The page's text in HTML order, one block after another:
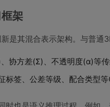
架
是其混合表示架构。与普通
协方差(Σ)、不透明度(α)等
标签、公差等级、配合类型